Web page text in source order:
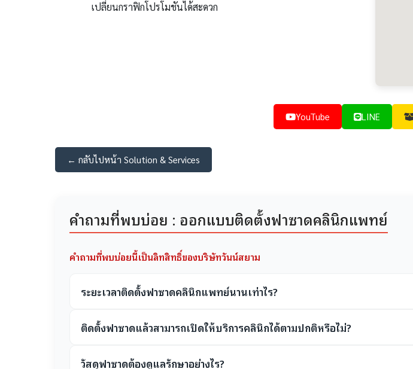
เปลี่ยนกราฟิกโปรโมชันได้สะดวก
YouTube LINE
← กลับไปหน้า Solution & Services
คำถามที่พบบ่อย : ออกแบบติดตั้งฟาซาดคลินิกแพทย์
คำถามที่พบบ่อยนี้เป็นลิทสิทธิ์ของบริษัทวันน์สยาม
ระยะเวลาติดตั้งฟาซาดคลินิกแพทย์นานเท่าไร?
ติดตั้งฟาซาดแล้วสามารถเปิดให้บริการคลินิกได้ตามปกติหรือไม่?
วัสดุฟาซาดต้องดูแลรักษาอย่างไร?